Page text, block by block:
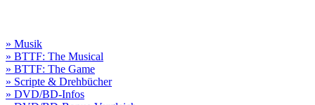
» Musik
» BTTF: The Musical
» BTTF: The Game
» Scripte & Drehbücher
» DVD/BD-Infos